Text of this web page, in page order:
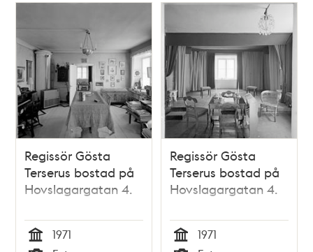
Regissör Gösta
Terserus bostad på
Hovslagargatan 4.
1971
Regissör Gösta
Terserus bostad på
Hovslagargatan 4.
1971